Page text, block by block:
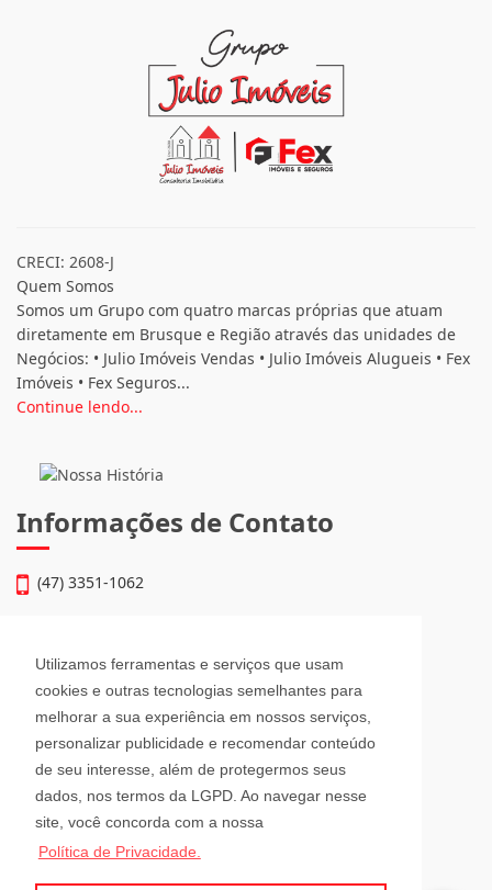
Utilizamos ferramentas e serviços que usam
cookies e outras tecnologias semelhantes para
melhorar a sua experiência em nossos serviços,
personalizar publicidade e recomendar conteúdo
de seu interesse, além de protegermos seus
dados, nos termos da LGPD. Ao navegar nesse
site, você concorda com a nossa
Política de Privacidade.
CRECI: 2608-J
Quem Somos
Somos um Grupo com quatro marcas próprias que atuam
diretamente em Brusque e Região através das unidades de
Negócios: • Julio Imóveis Vendas • Julio Imóveis Alugueis • Fex
Imóveis • Fex Seguros...
Continue lendo...
Informações de Contato
(47) 3351-1062
Avenida Hugo Schlösser, 69, Jardim Maluche
Brusque - Santa Catarina
CEP: 88354-300
Horário de Atendimento
Segunda a Sexta-Feira
08h00 - 12h00 e 13h30 - 18h00